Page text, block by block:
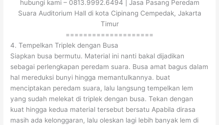
hubungi kami – 0813.9992.6494 | Jasa Pasang Peredam
Suara Auditorium Hall di kota Cipinang Cempedak, Jakarta
Timur
====================
4. Tempelkan Triplek dengan Busa
Siapkan busa bermutu. Material ini nanti bakal dijadikan
sebagai perlengkapan peredam suara. Busa amat bagus dalam
hal mereduksi bunyi hingga memantulkannya. buat
menciptakan peredam suara, lalu langsung tempelkan lem
yang sudah melekat di triplek dengan busa. Tekan dengan
kuat hingga kedua material tersebut bersatu Apabila dirasa
masih ada kelonggaran, lalu oleskan lagi lebih banyak lem di